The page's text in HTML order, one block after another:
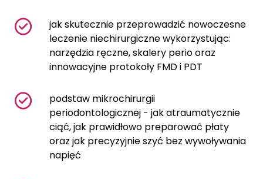
jak skutecznie przeprowadzić nowoczesne
leczenie niechirurgiczne wykorzystując:
narzędzia ręczne, skalery perio oraz
innowacyjne protokoły FMD i PDT
podstaw mikrochirurgii
periodontologicznej - jak atraumatycznie
ciąć, jak prawidłowo preparować płaty
oraz jak precyzyjnie szyć bez wywoływania
napięć